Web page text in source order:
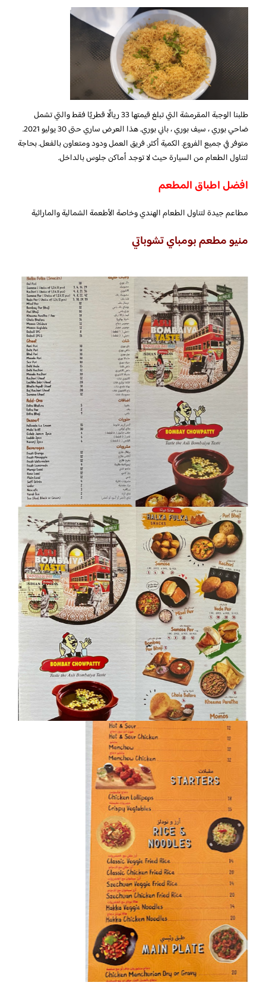
طلبنا الوجبة المقرمشة التي تبلغ قيمتها 33 ريالًا قطريًا فقط والتي تشمل
ضاحي بوري ، سيف بوري ، باني بوري. هذا العرض ساري حتى 30 يوليو 2021.
متوفر في جميع الفروع. الكمية أكثر. فريق العمل ودود ومتعاون بالفعل. بحاجة
لتناول الطعام من السيارة حيث لا توجد أماكن جلوس بالداخل.
افضل اطباق المطعم
مطاعم جيدة لتناول الطعام الهندي وخاصة الأطعمة الشمالية والماراثية
منيو مطعم بومباي تشوباتي